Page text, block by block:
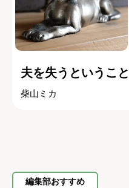
夫を失うということ
柴山ミカ
編集部おすすめ